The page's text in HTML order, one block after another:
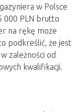
w Polsce
000 PLN brutto
na rękę może
podkreślić, że jest
zależności od
kwalifikacji.